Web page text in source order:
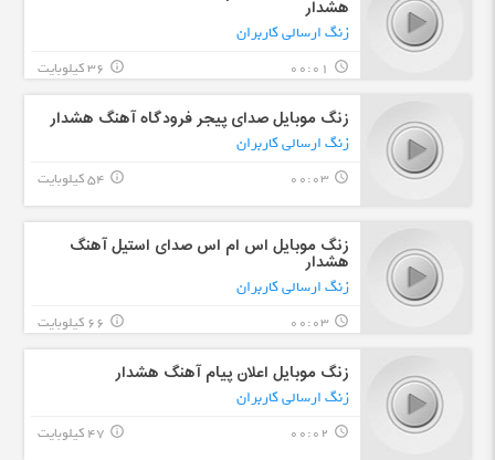
هشدار
زنگ ارسالی کاربران
query_builder
00:01 36 کیلوبایت info_outline
زنگ موبایل صدای پیجر فرودگاه آهنگ هشدار
زنگ ارسالی کاربران
query_builder
00:03 54 کیلوبایت info_outline
زنگ موبایل اس ام اس صدای استیل آهنگ
هشدار
زنگ ارسالی کاربران
query_builder
00:03 66 کیلوبایت info_outline
زنگ موبایل اعلان پیام آهنگ هشدار
زنگ ارسالی کاربران
query_builder
00:02 47 کیلوبایت info_outline